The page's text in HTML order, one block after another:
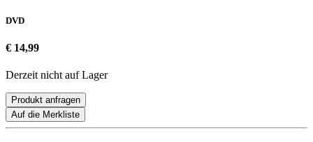
DVD
€ 14,99
Derzeit nicht auf Lager
Produkt anfragen
Auf die Merkliste